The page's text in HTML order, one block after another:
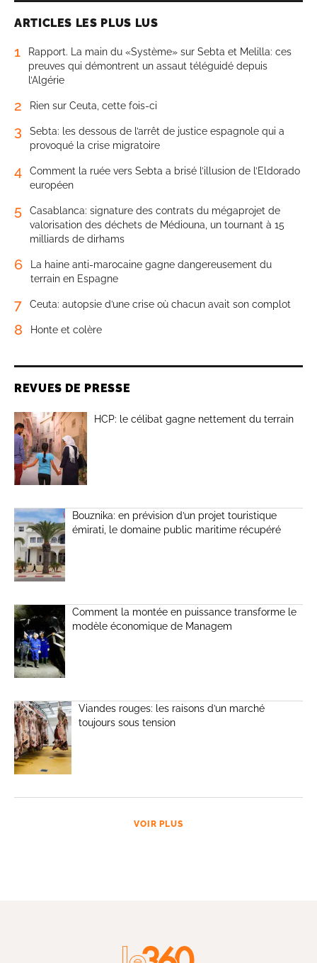
ARTICLES LES PLUS LUS
1
Rapport. La main du «Système» sur Sebta et Melilla: ces
preuves qui démontrent un assaut téléguidé depuis
l’Algérie
2 Rien sur Ceuta, cette fois-ci
3
Sebta: les dessous de l’arrêt de justice espagnole qui a
provoqué la crise migratoire
4
Comment la ruée vers Sebta a brisé l’illusion de l’Eldorado
européen
5
Casablanca: signature des contrats du mégaprojet de
valorisation des déchets de Médiouna, un tournant à 15
milliards de dirhams
6
La haine anti-marocaine gagne dangereusement du
terrain en Espagne
7 Ceuta: autopsie d’une crise où chacun avait son complot
8 Honte et colère
REVUES DE PRESSE
HCP: le célibat gagne nettement du terrain
Bouznika: en prévision d’un projet touristique
émirati, le domaine public maritime récupéré
Comment la montée en puissance transforme le
modèle économique de Managem
Viandes rouges: les raisons d’un marché
toujours sous tension
VOIR PLUS